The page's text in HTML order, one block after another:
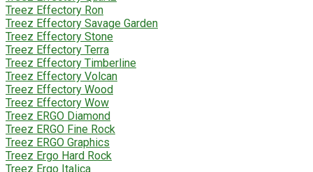
Treez Effectory Ron
Treez Effectory Savage Garden
Treez Effectory Stone
Treez Effectory Terra
Treez Effectory Timberline
Treez Effectory Volcan
Treez Effectory Wood
Treez Effectory Wow
Treez ERGO Diamond
Treez ERGO Fine Rock
Treez ERGO Graphics
Treez Ergo Hard Rock
Treez Ergo Italica